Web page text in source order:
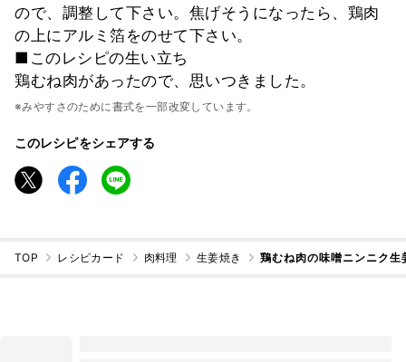
ので、調整して下さい。焦げそうになったら、鶏肉
の上にアルミ箔をのせて下さい。
■このレシピの生い立ち
鶏むね肉があったので、思いつきました。
※みやすさのために書式を一部改変しています。
このレシピをシェアする
TOP レシピカード 肉料理 生姜焼き 鶏むね肉の味噌ニンニク生